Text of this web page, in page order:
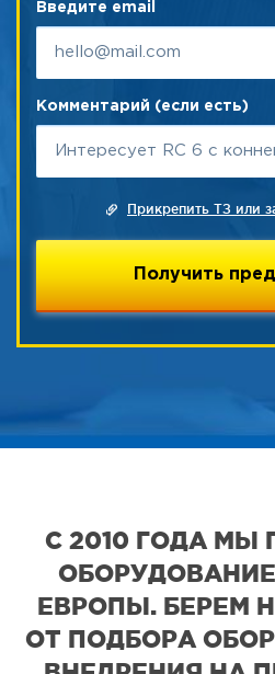
Введите email
Комментарий (если есть)
Прикрепить ТЗ или
С 2010 ГОДА МЫ
ЕВРОПЫ. БЕРЕМ
ОТ ПОДБОРА